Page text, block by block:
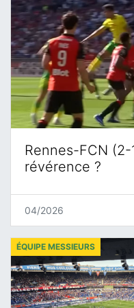
Rennes-FCN (2-
révérence ?
04/2026
ÉQUIPE MESSIEURS